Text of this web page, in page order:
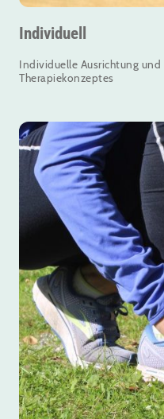
Individuell
Individuelle Ausrichtung und
Therapiekonzeptes